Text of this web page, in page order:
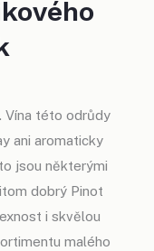
Vína této odrůdy
ani aromaticky
jsou některými
dobrý Pinot
i skvělou
malého